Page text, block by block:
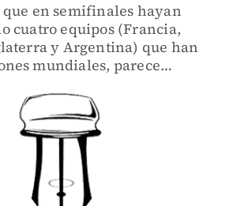
que en semifinales hayan
cuatro equipos (Francia,
y Argentina) que han
mundiales, parece
favoritismos arbitrales)
sucediera.